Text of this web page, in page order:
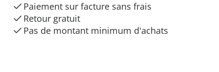
Paiement sur facture sans frais
Retour gratuit
Pas de montant minimum d'achats